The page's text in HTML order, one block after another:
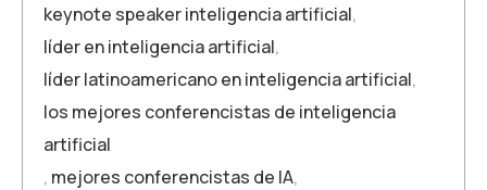
keynote speaker inteligencia artificial,
líder en inteligencia artificial,
líder latinoamericano en inteligencia artificial,
los mejores conferencistas de inteligencia
artificial
, mejores conferencistas de IA,